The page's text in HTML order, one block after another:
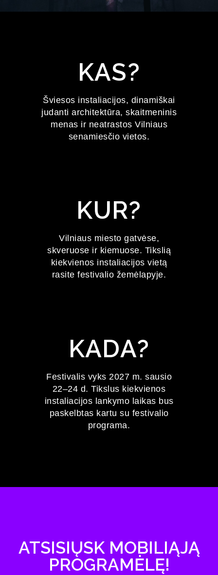
ŠVIESŲ
FESTIVALIS
2027 m. sausio 22–24 d.
KAS?
Šviesos instaliacijos, dinamiškai
judanti architektūra, skaitmeninis
menas ir neatrastos Vilniaus
senamiesčio vietos.
KUR?
Vilniaus miesto gatvėse,
skveruose ir kiemuose. Tikslią
kiekvienos instaliacijos vietą
rasite festivalio žemėlapyje.
KADA?
Festivalis vyks 2027 m. sausio
22–24 d. Tikslus kiekvienos
instaliacijos lankymo laikas bus
paskelbtas kartu su festivalio
programa.
ATSISIŲSK MOBILIĄJĄ
PROGRAMĖLĘ!